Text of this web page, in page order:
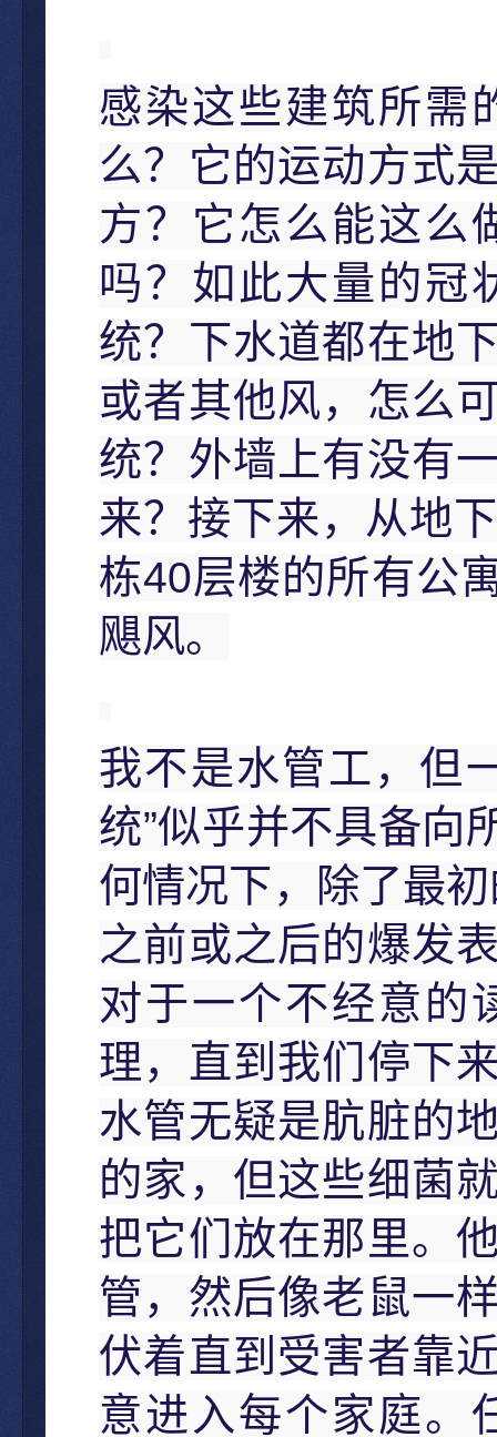
感染这些建筑所需
么？它的运动方式
方？它怎么能这么
吗？如此大量的冠
统？下水道都在地
或者其他风，怎么
统？外墙上有没有
来？接下来，从地
栋40层楼的所有公
飓风。
我不是水管工，但
统”似乎并不具备向
何情况下，除了最
之前或之后的爆发
对于一个不经意的
理，直到我们停下
水管无疑是肮脏的
的家，但这些细菌
把它们放在那里。
管，然后像老鼠一
伏着直到受害者靠
意进入每个家庭。